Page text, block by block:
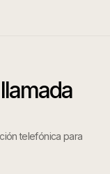
telefónica para